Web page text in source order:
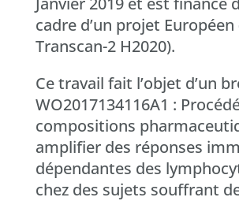
cadre d’un projet Européen
Transcan-2 H2020).
Ce travail fait l’objet d’un
WO2017134116A1 :
compositions
amplifier des réponses
dépendantes des
chez des sujets souffrant